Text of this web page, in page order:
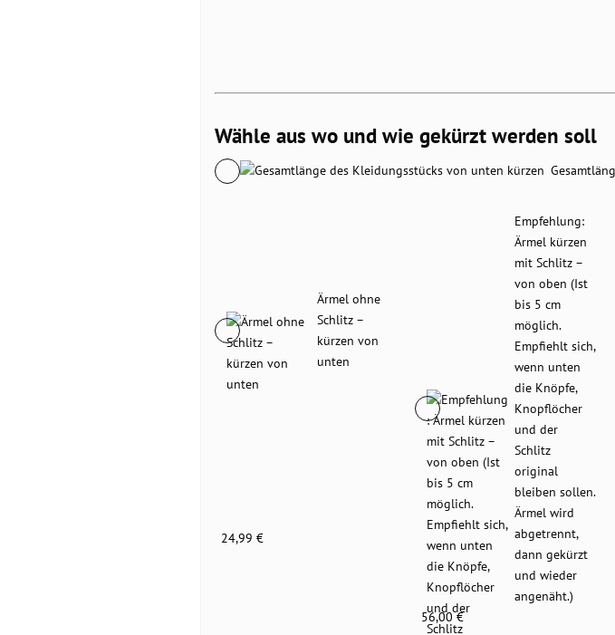
Wähle aus wo und wie gekürzt werden soll
Ärmel ohne
Schlitz –
kürzen von
unten
24,99 €
Empfehlung:
Ärmel kürzen
mit Schlitz –
von oben (Ist
bis 5 cm
möglich.
Empfiehlt sich,
wenn unten
die Knöpfe,
Knopflöcher
und der
Schlitz
original
bleiben sollen.
Ärmel wird
abgetrennt,
dann gekürzt
und wieder
angenäht.)
56,00 €